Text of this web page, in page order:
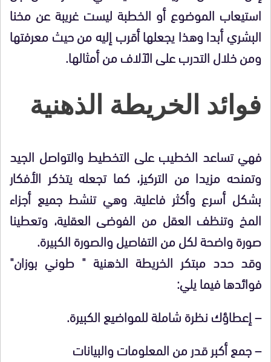
استيعاب الموضوع أو الخطبة ليست غريبة عن مخنا
البشري أبدا وهذا يجعلها أقرب إليه من حيث معرفتها
ومن خلال التدرب على الآلاف من أمثالها.
فوائد الخريطة الذهنية
فهي تساعد الخطيب على التخطيط والتواصل الجيد
وتمنحه مزيدا من التركيز، كما تجعله يتذكر الأفكار
بشكل أسرع وأكثر فاعلية. وهي تنشط جميع أجزاء
المخ وتنظف العقل من الفوضى العقلية، وتعطينا
صورة واضحة لكل من التفاصيل والصورة الكبيرة.
وقد حدد مبتكر الخريطة الذهنية " طوني بوزان"
فوائدها فيما يلي:
– إعطاؤك نظرة شاملة للمواضيع الكبيرة.
– جمع أكبر قدر من المعلومات والبيانات